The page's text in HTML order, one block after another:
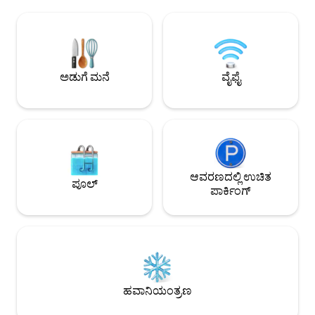
ನಗರದ ಮೇಲೆ ಅನನ್ಯ ಹೊದಿಕೆ ಮತ್ತು ಉಸಿರುಕಟ್ಟುವ
ನೋಟವನ್ನು ಹೊಂದಿರುವ ಭವ್ಯವಾದ ಬಂಡೆಯ ಮೇಲೆ
ನಿರ್ಮಿಸಲಾಗಿದೆ, ಕ್ಯಾಸ್ಕೈಸ್ ಮತ್ತು ಅದು ಇರುವ
ಆನಂದಿಸುವ ಆಧುನಿಕ ಮತ್ತು ವಿನ್ಯಾಸದ
ಎಸ್ಪಿಚೆಲ್‌ವರೆಗೆ ನೋಡಬಹುದು. ಸೆರ್ರಾ ಡಿ ಸಿಂಟ್ರಾ
ಮತ್ತು ಅದರ ಸ್ಮಾರಕಗಳ ಫುಟ್‌ಪಾತ್‌ಗಳಿಂದ ಮತ್ತು
ಉತ್ತಮ ರೆಸ್ಟೋರೆಂಟ್‌ಗಳ ಪಕ್ಕದಲ್ಲಿ, ಉತ್ತಮ
ಸುತ್ತಮುತ್ತಲಿನ ಕೆಫೆಗಳ ಪಕ್ಕದಲ್ಲಿ, ಸಣ್ಣ ಗ್ರಾಮವು ತನ್ನ
ಫಾರ್ಮಸಿಯನ್ನು ಹೊಂದಿದೆ. ಗೆಸ್ಟ್‌ಗಳು ತಮ್ಮ
ಮತ್ತು ಇನ್ಫಿನಿಟಿ ಪೂಲ್ ಹೊಂದಿರುವ ದೊಡ್ಡ ಉದ್ಯಾನಕ್ಕೆ
ಪ್ರವೇಶವನ್ನು ಹೊಂದಿದ್ದಾರೆ, ಅಲ್ಲಿ ಅವರು ಅದ್ಭುತ
ನೋಟವನ್ನು ಆನಂದಿಸಬಹುದು. ನಾನು
ಪ್ರಾಪರ್ಟಿಯಲ್ಲಿ ವಾಸಿಸುತ್ತಿದ್ದೇನೆ ಮತ್ತು ಪ್ರದೇಶದ ಬಗ್ಗೆ
ಪ್ರವೇಶಿಸಬಹುದು. ಸಾಮಾನ್ಯವಾಗಿ ನಾವು ಪ್ರವೇಶ
ಮತ್ತು ನಿರ್ಗಮನದಲ್ಲಿ
ಯಾವುದೇ ಅನಿರೀಕ್ಷಿತ
ರಸ್ತೆಯ ಕೊನೆಯಲ್ಲಿ
ರೆಸ್ಟೋರೆಂಟ್‌ಗಳು,
ಮತ್ತು ಅನ್ವೇಷಿಸಿ. ಅಲ್ಕೋಚೆಟ್ ಗ್ರಾಮದ ಮಧ್ಯದಲ್ಲಿ
ನಿಮ್ಮಂತೆಯೇ
ಧೂಮಪಾನವನ್ನು
ಸಾಕುಪ್ರಾಣಿಗಳನ್ನು
ಪಾರ್ಟಿಗಳು ಅಥವಾ
ವರ್ಷದೊಳಗಿನ
ಅಡುಗೆ ಮನೆ ವೈಫೈ
ಪೂಲ್
ಆವರಣದಲ್ಲಿ ಉಚಿತ
ಪಾರ್ಕಿಂಗ್
ಹವಾನಿಯಂತ್ರಣ